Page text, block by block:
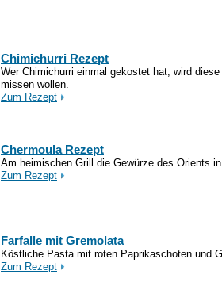
Chimichurri Rezept
Wer Chimichurri einmal gekostet hat, wird
missen wollen.
Zum Rezept
Chermoula Rezept
Am heimischen Grill die Gewürze des Orients
Zum Rezept
Farfalle mit Gremolata
Köstliche Pasta mit roten Paprikaschoten und
Zum Rezept